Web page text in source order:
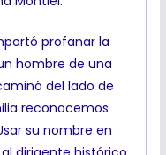
profanar la
hombre de una
del lado de
reconocemos
su nombre en